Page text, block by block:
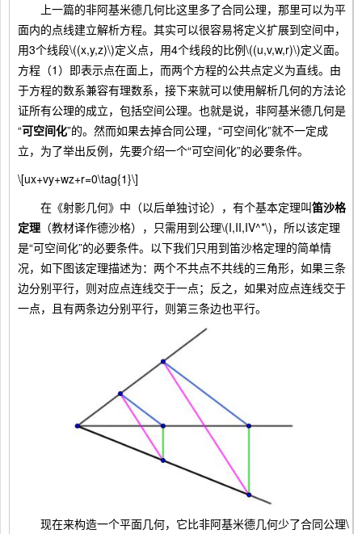
上一篇的非阿基米德几何比这里多了合同公理，那里可以为平
面内的点线建立解析方程。其实可以很容易将定义扩展到空间中，
用3个线段\((x,y,z)\)定义点，用4个线段的比例\((u,v,w,r)\)定义面。
方程（1）即表示点在面上，而两个方程的公共点定义为直线。由
于方程的数系兼容有理数系，接下来就可以使用解析几何的方法论
证所有公理的成立，包括空间公理。也就是说，非阿基米德几何是
“可空间化”的。然而如果去掉合同公理，“可空间化”就不一定成
立，为了举出反例，先要介绍一个“可空间化”的必要条件。
\[ux+vy+wz+r=0\tag{1}\]
在《射影几何》中（以后单独讨论），有个基本定理叫笛沙格
定理 （教材译作德沙格），只需用到公理\(I,II,IV^*\)，所以该定理
是“可空间化”的必要条件。以下我们只用到笛沙格定理的简单情
况，如下图该定理描述为：两个不共点不共线的三角形，如果三条
边分别平行，则对应点连线交于一点；反之，如果对应点连线交于
一点，且有两条边分别平行，则第三条边也平行。
现在来构造一个平面几何，它比非阿基米德几何少了合同公理\